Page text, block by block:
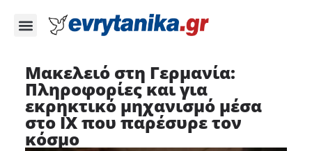
Μακελειό στη Γερμανία:
Πληροφορίες και για
εκρηκτικό μηχανισμό μέσα
στο ΙΧ που παρέσυρε τον
κόσμο